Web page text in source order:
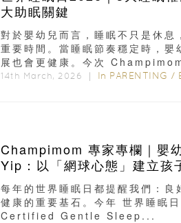
大助眠關鍵
對於嬰幼兒而言，睡眠不只是休息
重要時間。當睡眠節奏穩定時，嬰
展也會更健康。今次
——...
14th March, 2026 ｜ In PARENTING /
Champimom 專家專欄｜嬰
Yip：以「網球心態」建立孩
每年的世界睡眠日都提醒我們：良
健康的重要基石。今年 世界睡眠
Certified Gentle Sleep...